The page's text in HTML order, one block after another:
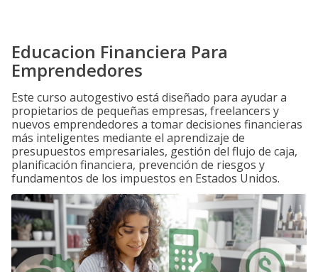
Educacion Financiera Para
Emprendedores
Este curso autogestivo está diseñado para ayudar a
propietarios de pequeñas empresas, freelancers y
nuevos emprendedores a tomar decisiones financieras
más inteligentes mediante el aprendizaje de
presupuestos empresariales, gestión del flujo de caja,
planificación financiera, prevención de riesgos y
fundamentos de los impuestos en Estados Unidos.